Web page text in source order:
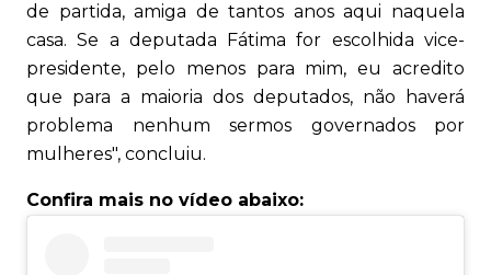
de partida, amiga de tantos anos aqui naquela
casa. Se a deputada Fátima for escolhida vice-
presidente, pelo menos para mim, eu acredito
que para a maioria dos deputados, não haverá
problema nenhum sermos governados por
mulheres", concluiu.
Confira mais no vídeo abaixo: